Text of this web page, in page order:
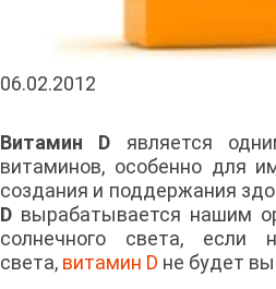
06.02.2012
Витамин D является
витаминов, особенно для
создания и поддержания
D вырабатывается нашим
солнечного света, если
света, витамин D не будет